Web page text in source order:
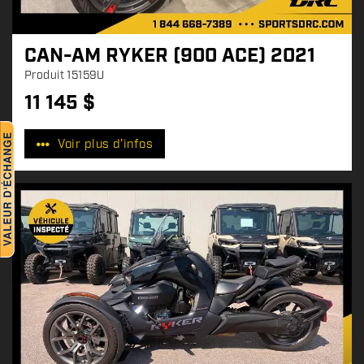
CAN-AM RYKER (900 ACE) 2021
Produit15159U
P
r
x
11 145 $
Voir plus d'infos